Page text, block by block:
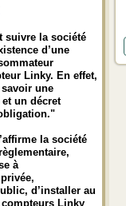
suivre la société
d’une
Linky. En effet,
savoir une
un décret
la société
à
d’installer au
Linky